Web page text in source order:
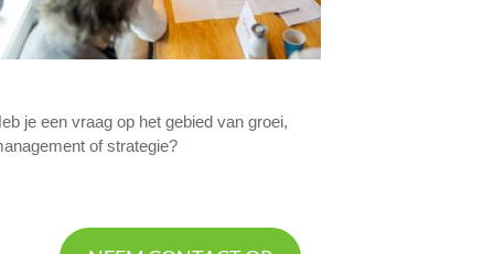
je een vraag op het gebied van groei,
of strategie?